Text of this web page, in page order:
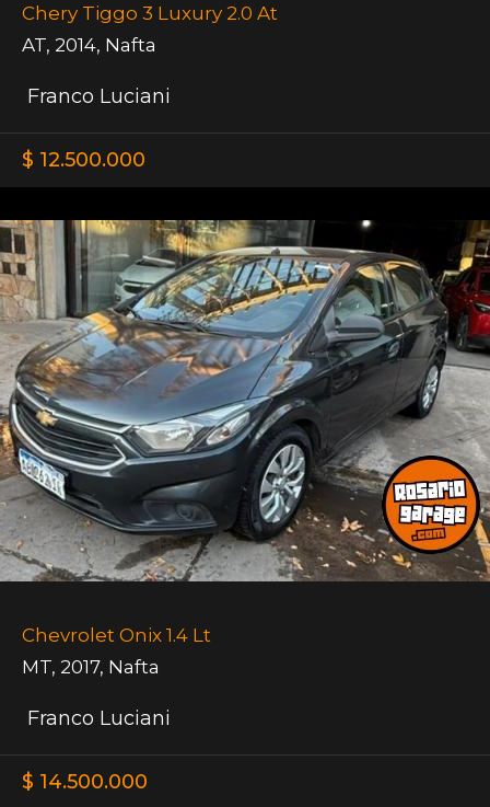
Chery Tiggo 3 Luxury 2.0 At
AT, 2014, Nafta
Franco Luciani
$ 12.500.000
Chevrolet Onix 1.4 Lt
MT, 2017, Nafta
Franco Luciani
$ 14.500.000